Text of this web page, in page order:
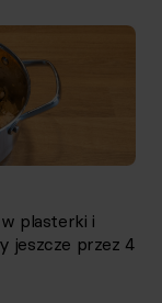
plasterki i
jeszcze przez 4